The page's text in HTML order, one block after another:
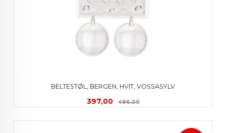
BELTESTØL, BERGEN, HVIT, VOSSASYLV
Tilbud
397,00 496,00Rabatt